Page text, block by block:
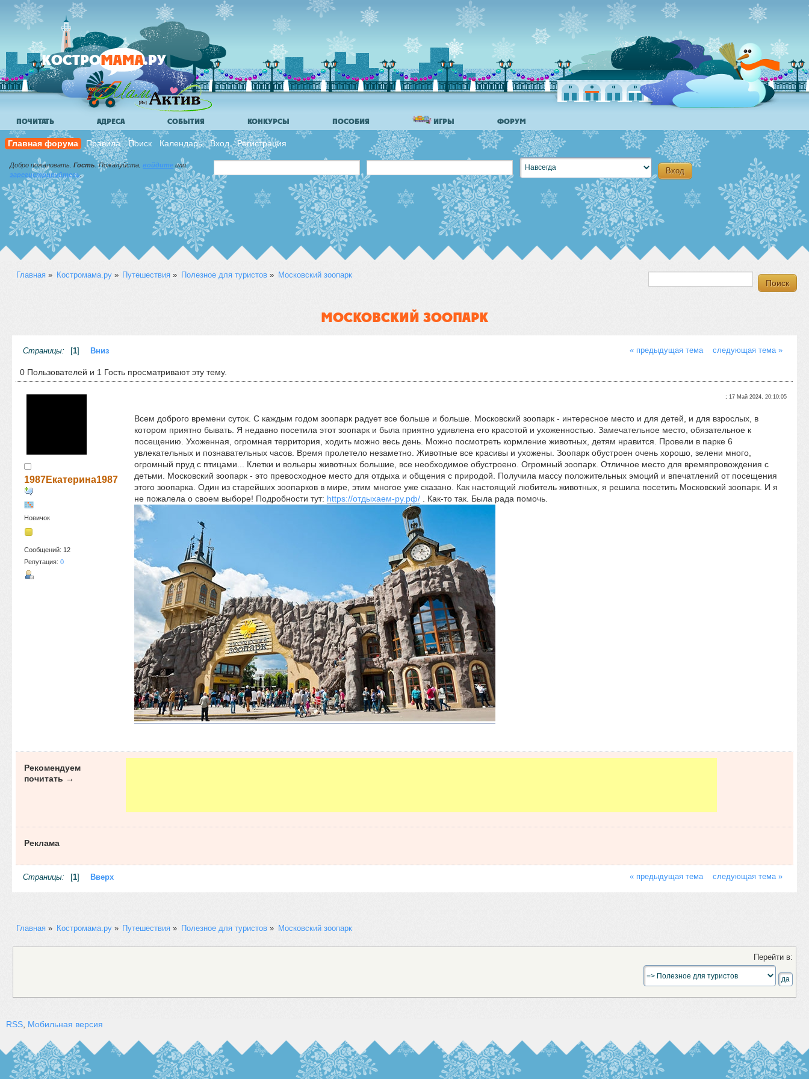
ПОЧИТАТЬ АДРЕСА СОБЫТИЯ КОНКУРСЫ ПОСОБИЯ ИГРЫ ФОРУМ
Главная форума Правила Поиск Календарь Вход Регистрация
Добро пожаловать,Гость. Пожалуйста, войдите или
зарегистрируйтесь.
Главная » Костромама.ру» Путешествия » Полезное для туристов» Московский зоопарк
МОСКОВСКИЙ ЗООПАРК
« предыдущая тема следующая тема »
Страницы: 1 Вниз
0 Пользователей и 1 Гость просматривают эту тему.
1987Екатерина1987
Новичок
Сообщений: 12
Репутация: 0
:17 Май 2024, 20:10:05
Всем доброго времени суток. C каждым годом зоопарк радует все больше и больше. Московский зоопарк - интересное место и для детей, и для взрослых, в
котором приятно бывать. Я недавно посетила этот зоопарк и была приятно удивлена его красотой и ухоженностью. Замечательное место, обязательное к
посещению. Ухоженная, огромная территория, ходить можно весь день. Можно посмотреть кормление животных, детям нравится. Провели в парке 6
увлекательных и познавательных часов. Время пролетело незаметно. Животные все красивы и ухожены. Зоопарк обустроен очень хорошо, зелени много,
огромный пруд с птицами... Клетки и вольеры животных большие, все необходимое обустроено. Огромный зоопарк. Отличное место для времяпровождения с
детьми. Московский зоопарк - это превосходное место для отдыха и общения с природой. Получила массу положительных эмоций и впечатлений от посещения
этого зоопарка. Один из старейших зоопарков в мире, этим многое уже сказано. Как настоящий любитель животных, я решила посетить Московский зоопарк. И я
не пожалела о своем выборе! Подробности тут: https://отдыхаем-ру.рф/ . Как-то так. Была рада помочь.
Рекомендуем
почитать →
Реклама
« предыдущая тема следующая тема »
Страницы: 1 Вверх
Главная » Костромама.ру» Путешествия » Полезное для туристов» Московский зоопарк
Перейти в:
RSS Мобильная версия